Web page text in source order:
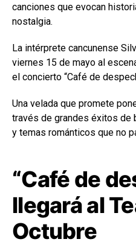
canciones que evocan
nostalgia.
La intérprete cancunense
viernes 15 de mayo al
el concierto “Café de
Una velada que promete
través de grandes éxitos de
y temas románticos que no
“Café de
llegará al
Octubre